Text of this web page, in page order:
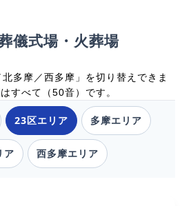
儀式場・火葬場
多摩／西多摩」を切り替えできま
すべて（50音）です。
23区エリア 多摩エリア
ア 西多摩エリア